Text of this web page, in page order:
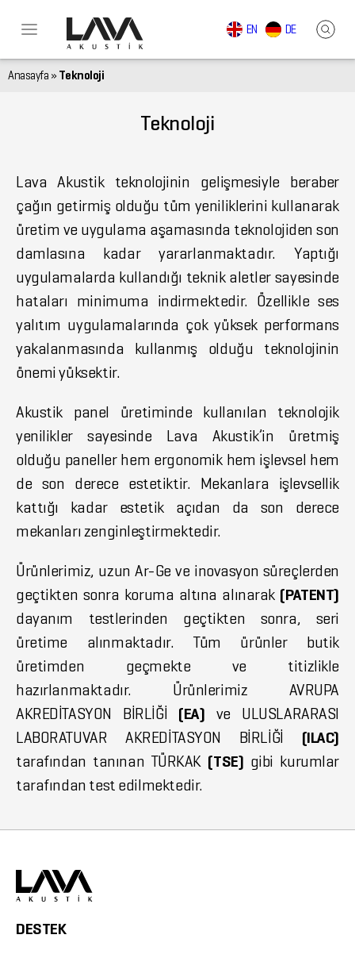
EN DE
Anasayfa » Teknoloji
Teknoloji
Lava Akustik teknolojinin gelişmesiyle beraber
çağın getirmiş olduğu tüm yeniliklerini kullanarak
üretim ve uygulama aşamasında teknolojiden son
damlasına kadar yararlanmaktadır. Yaptığı
uygulamalarda kullandığı teknik aletler sayesinde
hataları minimuma indirmektedir. Özellikle ses
yalıtım uygulamalarında çok yüksek performans
yakalanmasında kullanmış olduğu teknolojinin
önemi yüksektir.
Akustik panel üretiminde kullanılan teknolojik
yenilikler sayesinde Lava Akustik’in üretmiş
olduğu paneller hem ergonomik hem işlevsel hem
de son derece estetiktir. Mekanlara işlevsellik
kattığı kadar estetik açıdan da son derece
mekanları zenginleştirmektedir.
Ürünlerimiz, uzun Ar-Ge ve inovasyon süreçlerden
geçtikten sonra koruma altına alınarak (PATENT)
dayanım testlerinden geçtikten sonra, seri
üretime alınmaktadır. Tüm ürünler butik
üretimden geçmekte ve titizlikle
hazırlanmaktadır. Ürünlerimiz AVRUPA
AKREDİTASYON BİRLİĞİ (EA) ve ULUSLARARASI
LABORATUVAR AKREDİTASYON BİRLİĞİ (ILAC)
tarafından tanınan TÜRKAK (TSE) gibi kurumlar
tarafından test edilmektedir.
DESTEK